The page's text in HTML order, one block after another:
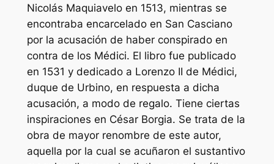
Nicolás Maquiavelo en 1513, mientras se
encontraba encarcelado en San Casciano
por la acusación de haber conspirado en
contra de los Médici. El libro fue publicado
en 1531 y dedicado a Lorenzo II de Médici,
duque de Urbino, en respuesta a dicha
acusación, a modo de regalo.​ Tiene ciertas
inspiraciones en César Borgia. Se trata de la
obra de mayor renombre de este autor,
aquella por la cual se acuñaron el sustantivo